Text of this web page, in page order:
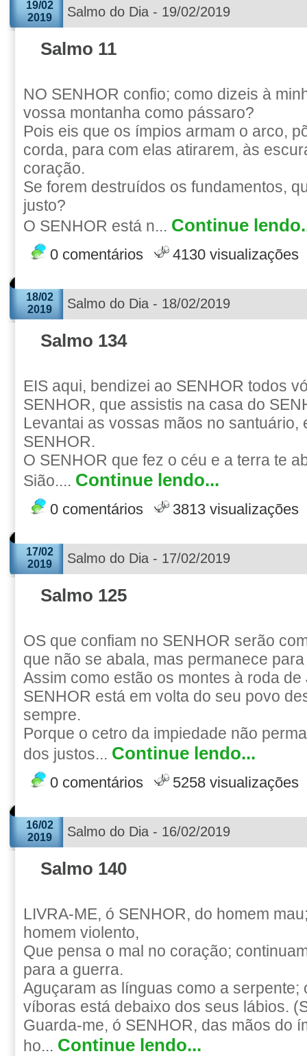
19/02
2019
Salmo do Dia - 19/02/2019
Salmo 11
NO SENHOR confio; como dizeis à
vossa montanha como pássaro?
Pois eis que os ímpios armam o arco,
corda, para com elas atirarem, às
coração.
Se forem destruídos os fundamentos,
justo?
O SENHOR está n... Continue
0 comentários 4130 visualizações
18/02
2019
Salmo do Dia - 18/02/2019
Salmo 134
EIS aqui, bendizei ao SENHOR todos
SENHOR, que assistis na casa do
Levantai as vossas mãos no santuário,
SENHOR.
O SENHOR que fez o céu e a terra te
Sião.... Continue lendo...
0 comentários 3813 visualizações
17/02
2019
Salmo do Dia - 17/02/2019
Salmo 125
OS que confiam no SENHOR serão
que não se abala, mas permanece
Assim como estão os montes à roda
SENHOR está em volta do seu povo
sempre.
Porque o cetro da impiedade não
dos justos... Continue lendo...
0 comentários 5258 visualizações
16/02
2019
Salmo do Dia - 16/02/2019
Salmo 140
LIVRA-ME, ó SENHOR, do homem
homem violento,
Que pensa o mal no coração;
para a guerra.
Aguçaram as línguas como a serpente;
víboras está debaixo dos seus lábios.
Guarda-me, ó SENHOR, das mãos do
ho... Continue lendo...